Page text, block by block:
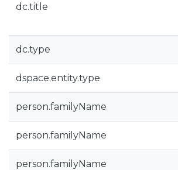
dc.title
dc.type
dspace.entity.type
person.familyName
person.familyName
person.familyName